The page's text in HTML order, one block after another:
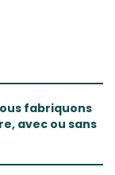
fabriquons
avec ou sans